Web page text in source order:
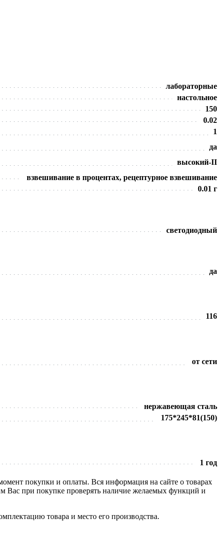
лабораторные
настольное
150
0.02
1
да
высокий-II
взвешивание в процентах, рецептурное взвешивание
0.01 г
светодиодный
да
116
от сети
нержавеющая сталь
175*245*81(150)
1 год
покупки и оплаты. Вся информация на сайте о товарах
Вас при покупке проверять наличие желаемых функций и
товара и место его производства.